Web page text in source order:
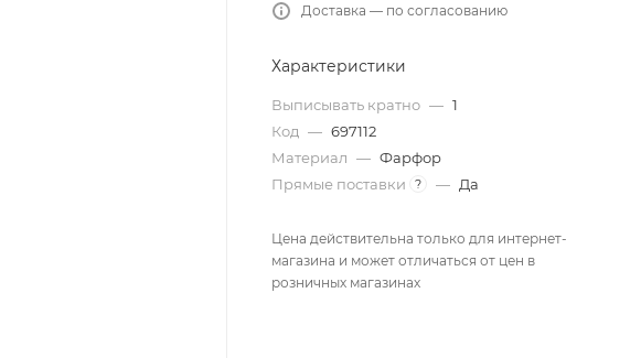
Доставка — по согласованию
Характеристики
Выписывать кратно — 1
Код — 697112
Материал — Фарфор
Прямые поставки
? — Да
Цена действительна только для интернет-
магазина и может отличаться от цен в
розничных магазинах